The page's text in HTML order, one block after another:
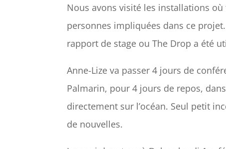
Nous avons visité les installations
personnes impliquées dans ce
rapport de stage ou The Drop a été
Anne-Lize va passer 4 jours de
Palmarin, pour 4 jours de repos,
directement sur l’océan. Seul petit
de nouvelles.